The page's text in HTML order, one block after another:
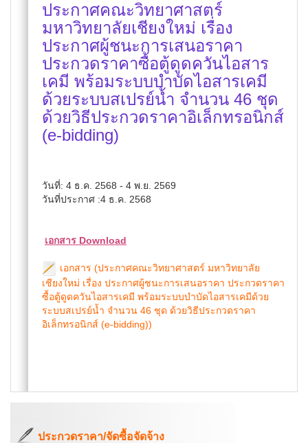
ประกาศคณะวิทยาศาสตร์
มหาวิทยาลัยเชียงใหม่ เรื่อง
ประกาศผู้ชนะการเสนอราคา
ประกวดราคาซื้อตู้ดูดควันไอสาร
เคมี พร้อมระบบบำบัดไอสารเคมี
ด้วยระบบสเปรย์น้ำ จำนวน 46 ชุด
ด้วยวิธีประกวดราคาอิเล็กทรอนิกส์
(e-bidding)
วันที่: 4 ธ.ค. 2568 - 4 พ.ย. 2569
วันที่ประกาศ :4 ธ.ค. 2568
เอกสาร Download
เอกสาร (ประกาศคณะวิทยาศาสตร์ มหาวิทยาลัย
เชียงใหม่ เรื่อง ประกาศผู้ชนะการเสนอราคา ประกวดราคา
ซื้อตู้ดูดควันไอสารเคมี พร้อมระบบบำบัดไอสารเคมีด้วย
ระบบสเปรย์น้ำ จำนวน 46 ชุด ด้วยวิธีประกวดราคา
อิเล็กทรอนิกส์ (e-bidding))
ประกวดราคา/จัดซื้อจัดจ้าง